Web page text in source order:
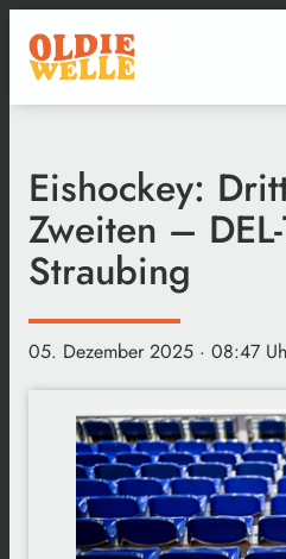
Eishockey:
Zweiten –
Straubing
05. Dezember 2025 · 08:47